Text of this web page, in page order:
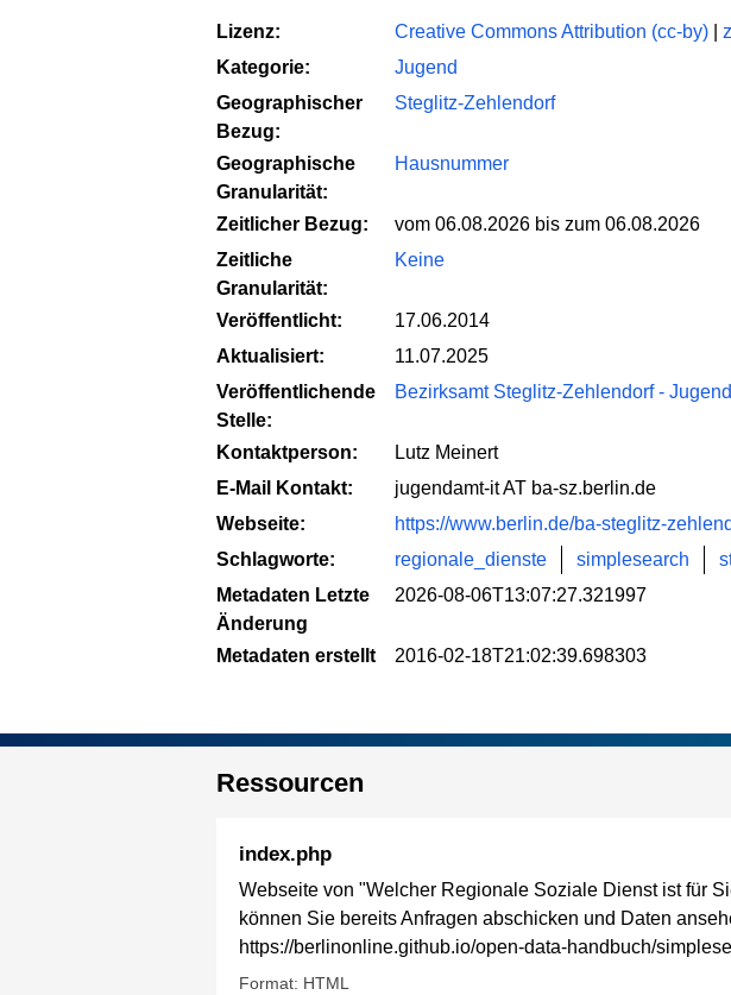
Lizenz: Creative Commons Attribution (cc-by)
Kategorie:
Jugend
Geographischer
Bezug:
Steglitz-Zehlendorf
Geographische
Granularität:
Hausnummer
Zeitlicher Bezug:
vom 06.08.2026 bis zum 06.08.2026
Zeitliche
Granularität:
Keine
Veröffentlicht:
17.06.2014
Aktualisiert:
11.07.2025
Veröffentlichende
Stelle:
Bezirksamt Steglitz-Zehlendorf -
Kontaktperson:
Lutz Meinert
E-Mail Kontakt:
jugendamt-it AT ba-sz.berlin.de
Webseite:
https://www.berlin.de/ba-steglitz-
Schlagworte:
regionale_dienste simplesearch
Metadaten Letzte
Änderung
2026-08-06T13:07:27.321997
Metadaten erstellt 2016-02-18T21:02:39.698303
Ressourcen
index.php
Webseite von "Welcher Regionale Soziale Dienst ist für
können Sie bereits Anfragen abschicken und Daten
https://berlinonline.github.io/open-data-handbuch/
Format: HTML